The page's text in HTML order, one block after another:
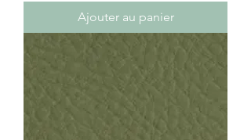
Ajouter au panier